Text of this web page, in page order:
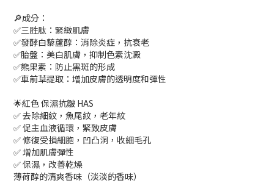
🔎成分：
✅三胜肽：緊緻肌膚
✅發酵白藜蘆醇：消除炎症，抗衰老
✅胎盤：美白肌膚，抑制色素沈澱
✅熊果素：防止黑斑的形成
✅車前草提取：增加皮膚的透明度和彈性
🌟紅色 保濕抗皺 HAS
✅ 去除細紋，魚尾紋，老年紋
✅ 促主血液循環，緊致皮膚
✅ 修復受損細胞，凹凸洞，收細毛孔
✅ 增加肌膚彈性
✅ 保濕，改善乾燥
薄荷醇的清爽香味（淡淡的香味）